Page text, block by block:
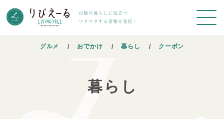
グルメ おでかけ 暮らし クーポン
暮らし